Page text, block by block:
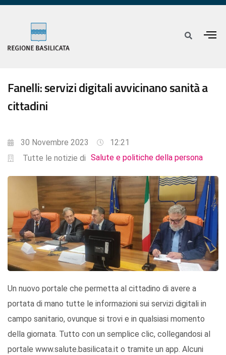
Fanelli: servizi digitali avvicinano sanità a
cittadini
30 Novembre 2023
12:21
Tutte le notizie di Salute e politiche della persona
Un nuovo portale che permetta al cittadino di avere a
portata di mano tutte le informazioni sui servizi digitali in
campo sanitario, ovunque si trovi e in qualsiasi momento
della giornata. Tutto con un semplice clic, collegandosi al
portale www.salute.basilicata.it o tramite un app. Alcuni